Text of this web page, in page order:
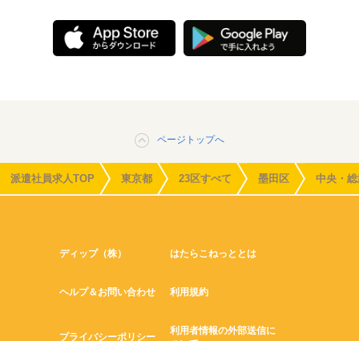
ページトップへ
派遣社員求人TOP 東京都 23区すべて 墨田区 中央・
ディップ（株） はたらこねっととは
ヘルプ＆お問い合わせ 利用規約
プライバシーポリシー
利用者情報の外部送信に